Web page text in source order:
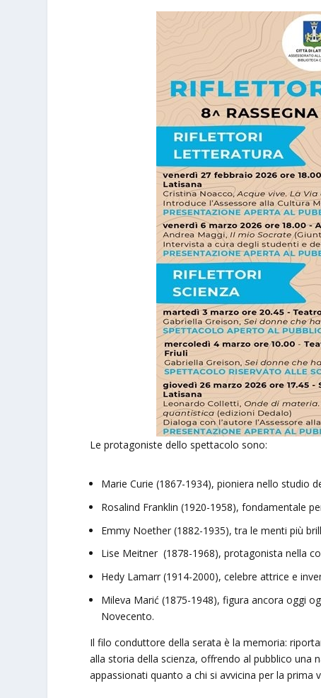
Le protagoniste dello spettacolo sono:
Marie Curie (1867-1934), pioniera nello studio
Rosalind Franklin (1920-1958), fondamentale
Emmy Noether (1882-1935), tra le menti più
Lise Meitner (1878-1968), protagonista nella
Hedy Lamarr (1914-2000), celebre attrice e
Mileva Marić (1875-1948), figura ancora oggi
Novecento.
Il filo conduttore della serata è la memoria:
alla storia della scienza, offrendo al pubblico una
appassionati quanto a chi si avvicina per la prima